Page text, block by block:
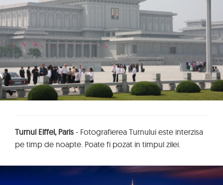
Turnul Eiffel, Paris - Fotografierea Turnului este interzisa
pe timp de noapte. Poate fi pozat in timpul zilei.